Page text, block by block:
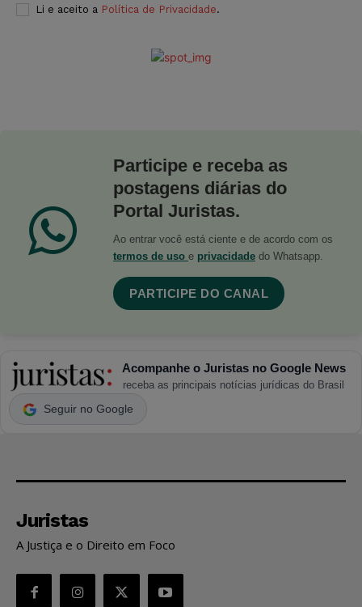
Li e aceito a Política de Privacidade.
Participe e receba as
postagens diárias do
Portal Juristas.
Ao entrar você está ciente e de acordo com os
termos de uso e privacidade do Whatsapp.
PARTICIPE DO CANAL
Acompanhe o Juristas no Google News
receba as principais notícias jurídicas do Brasil
Seguir no Google
Juristas
A Justiça e o Direito em Foco